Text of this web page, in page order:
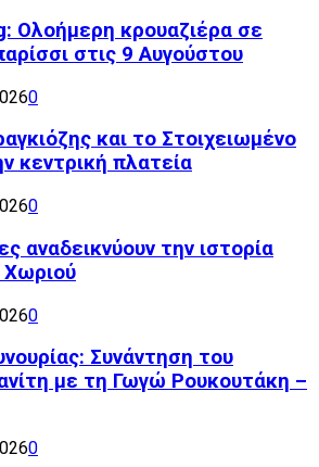
Ολοήμερη κρουαζιέρα σε
στις 9 Αυγούστου
0
και το Στοιχειωμένο
κεντρική πλατεία
0
αναδεικνύουν την ιστορία
Χωριού
0
Συνάντηση του
με τη Γωγώ Ρουκουτάκη –
0